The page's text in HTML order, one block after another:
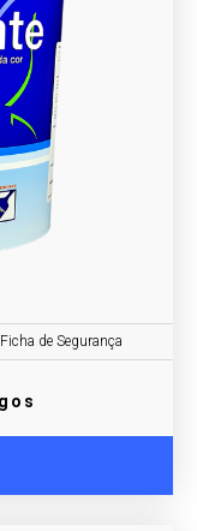
Ficha de Segurança